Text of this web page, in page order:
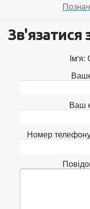
Зв'язатися
Ім'я:
Ваш
Номер